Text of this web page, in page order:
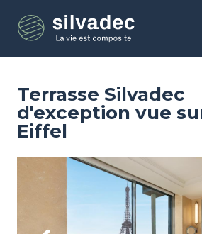
contenu
Terrasse Silvadec
d'exception vue
Eiffel